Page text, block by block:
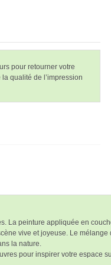
pour retourner votre
qualité de l’impression
La peinture appliquée en
vive et joyeuse. Le
la nature.
pour inspirer votre espace